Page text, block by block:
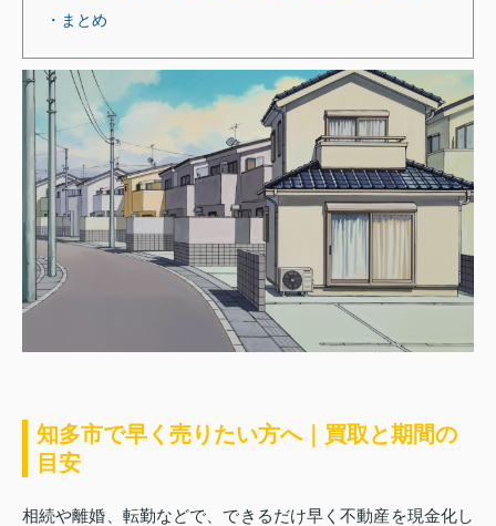
・まとめ
知多市で早く売りたい方へ｜買取と期間の
目安
相続や離婚、転勤などで、できるだけ早く不動産を現金化し